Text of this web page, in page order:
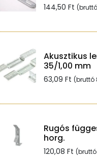
144,50 Ft (bruttó
Akusztikus
35/1,00 mm
63,09 Ft (bruttó
Rugós
horg.
120,08 Ft (bruttó